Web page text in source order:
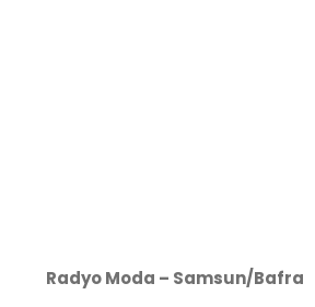
Radyo Moda – Samsun/Bafra